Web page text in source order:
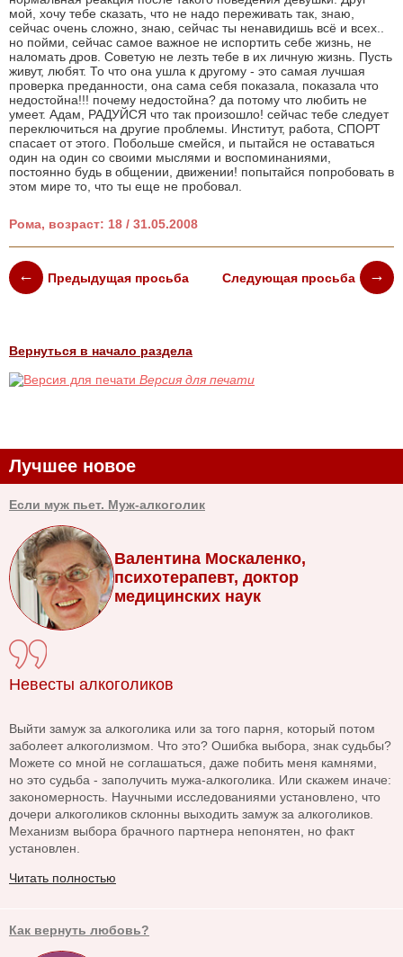
мой, хочу тебе сказать, что не надо переживать так, знаю,
сейчас очень сложно, знаю, сейчас ты ненавидишь всё и всех..
но пойми, сейчас самое важное не испортить себе жизнь, не
наломать дров. Советую не лезть тебе в их личную жизнь. Пусть
живут, любят. То что она ушла к другому - это самая лучшая
проверка преданности, она сама себя показала, показала что
недостойна!!! почему недостойна? да потому что любить не
умеет. Адам, РАДУЙСЯ что так произошло! сейчас тебе следует
переключиться на другие проблемы. Институт, работа, СПОРТ
спасает от этого. Побольше смейся, и пытайся не оставаться
один на один со своими мыслями и воспоминаниями,
постоянно будь в общении, движении! попытайся попробовать в
этом мире то, что ты еще не пробовал.
Рома, возраст: 18 / 31.05.2008
Предыдущая просьба Следующая просьба
Вернуться в начало раздела
Версия для печати
Лучшее новое
Если муж пьет. Муж-алкоголик
Валентина Москаленко,
психотерапевт, доктор
медицинских наук
Невесты алкоголиков
Выйти замуж за алкоголика или за того парня, который потом
заболеет алкоголизмом. Что это? Ошибка выбора, знак судьбы?
Можете со мной не соглашаться, даже побить меня камнями,
но это судьба - заполучить мужа-алкоголика. Или скажем иначе:
закономерность. Научными исследованиями установлено, что
дочери алкоголиков склонны выходить замуж за алкоголиков.
Механизм выбора брачного партнера непонятен, но факт
установлен.
Читать полностью
Как вернуть любовь?